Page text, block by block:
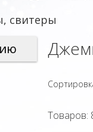
свитеры
Товаров: